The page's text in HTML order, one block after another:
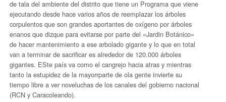
de tala del ambiente del distrito que tiene un Programa que viene
ejecutando desde hace varios años de reemplazar los árboles
corpulentos que son grandes aportantes de oxígeno por árboles
enanos que dizque para evitarse por parte del «Jardin Botánico»
de hacer mantenimiento a ese arbolado gigante y lo que en total
van a terminar de sacrificar es alrededor de 120.000 árboles
gigantes. ESte país va como el cangrejo hacia atras y mientras
tanto la estupidez de la mayorrparte de ola gente invierte su
tiempo libre a ver noveluchas de los canales del gobierno nacional
(RCN y Caracoleando).